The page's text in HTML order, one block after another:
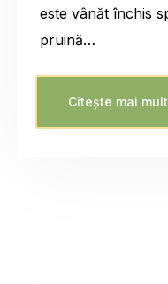
este vânăt închis
pruină…
Citește mai mult